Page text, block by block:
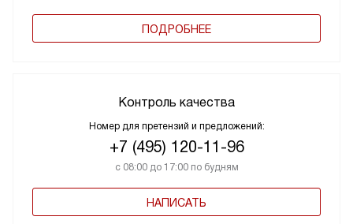
ПОДРОБНЕЕ
Контроль качества
Номер для претензий и предложений:
+7 (495) 120-11-96
с 08:00 до 17:00 по будням
НАПИСАТЬ